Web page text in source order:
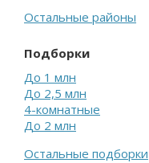
Остальные районы
Подборки
До 1 млн
До 2,5 млн
4-комнатные
До 2 млн
Остальные подборки